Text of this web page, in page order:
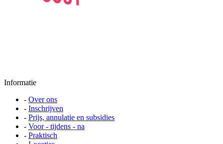
Informatie
- Over ons
- Inschrijven
- Prijs, annulatie en subsidies
- Voor - tijdens - na
- Praktisch